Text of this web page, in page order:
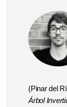
(Pinar del
Árbol